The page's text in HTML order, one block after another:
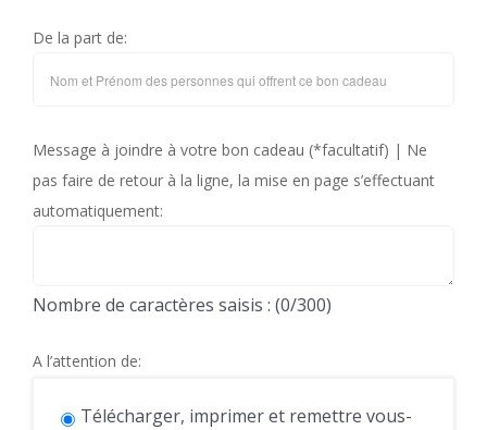
De la part de:
Message à joindre à votre bon cadeau (*facultatif) | Ne
pas faire de retour à la ligne, la mise en page s’effectuant
automatiquement:
Nombre de caractères saisis : (0/300)
A l’attention de:
Télécharger, imprimer et remettre vous-